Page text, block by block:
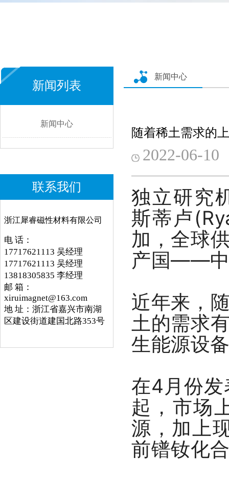
新闻列表
新闻中心
联系我们
浙江犀睿磁性材料有限公司
电 话：
17717621113 吴经理
17717621113 吴经理
13818305835 李经理
邮 箱：
xiruimagnet@163.com
地 址：浙江省嘉兴市南湖
区建设街道建国北路353号
新闻中心
随着稀土需求的
2022-06-10
独立研究
斯蒂卢
加，全球
产国——中
近年来，
土的需求
生能源设
在4月份
起，市场
源，加上
前镨钕化